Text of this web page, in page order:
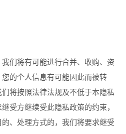
们将有可能进行合并、收购、资
的个人信息有可能因此而被转
将按照法律法规及不低于本隐私
受方继续受此隐私政策的约束，
、处理方式的，我们将要求继受